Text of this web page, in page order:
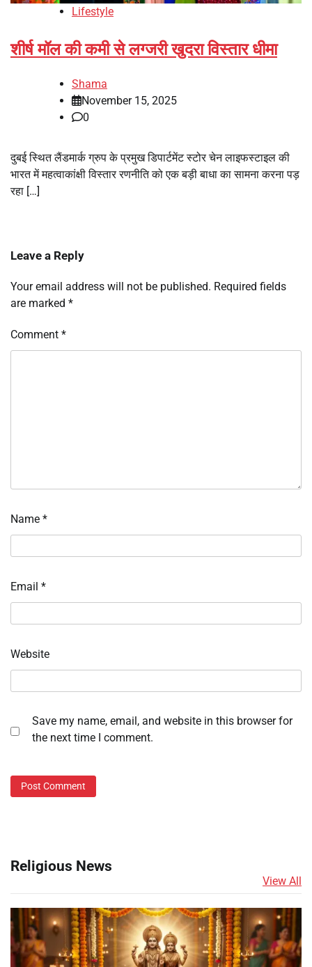
Lifestyle
शीर्ष मॉल की कमी से लग्जरी खुदरा विस्तार धीमा
Shama
November 15, 2025
0
दुबई स्थित लैंडमार्क ग्रुप के प्रमुख डिपार्टमेंट स्टोर चेन लाइफस्टाइल की
भारत में महत्वाकांक्षी विस्तार रणनीति को एक बड़ी बाधा का सामना करना पड़
रहा […]
Leave a Reply
Your email address will not be published. Required fields
are marked *
Comment *
Name *
Email *
Website
Save my name, email, and website in this browser for
the next time I comment.
Religious News
View All